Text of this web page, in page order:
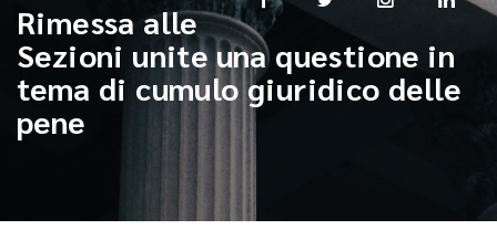
Rimessa alle
Sezioni unite una questione in
tema di cumulo giuridico delle
pene